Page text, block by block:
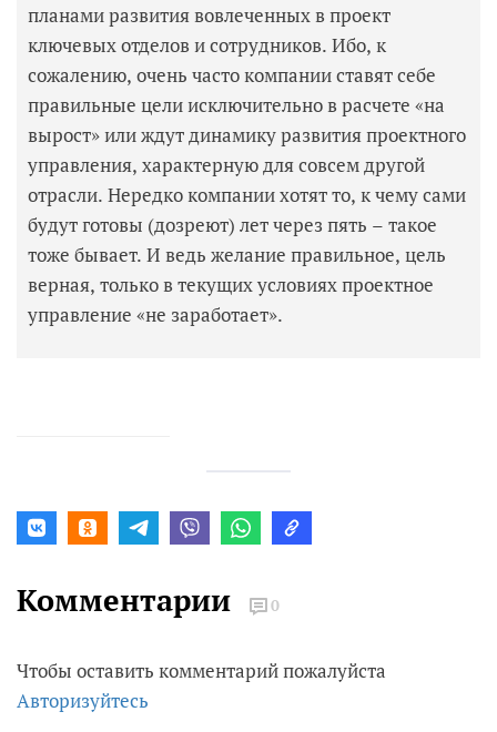
планами развития вовлеченных в проект
ключевых отделов и сотрудников. Ибо, к
сожалению, очень часто компании ставят себе
правильные цели исключительно в расчете «на
вырост» или ждут динамику развития проектного
управления, характерную для совсем другой
отрасли. Нередко компании хотят то, к чему сами
будут готовы (дозреют) лет через пять – такое
тоже бывает. И ведь желание правильное, цель
верная, только в текущих условиях проектное
управление «не заработает».
Комментарии 0
Чтобы оставить комментарий пожалуйста
Авторизуйтесь